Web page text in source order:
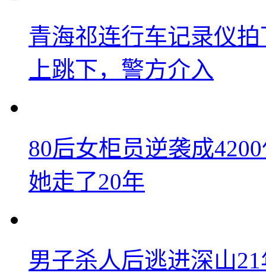
青海祁连行车记录仪
上跳下，警方介入
80后女柜员逆袭成
她走了20年
男子杀人后逃进深山